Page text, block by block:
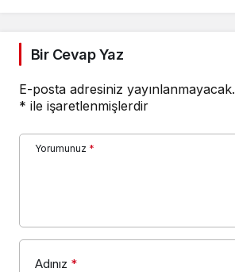
Bir Cevap Yaz
E-posta adresiniz yayınlanmayacak.
* ile işaretlenmişlerdir
Yorumunuz *
Adınız *